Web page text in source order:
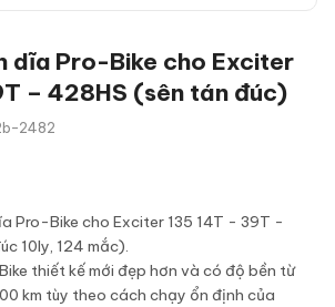
dĩa Pro-Bike cho Exciter
– 428HS (sên tán đúc)
2482
Pro-Bike cho Exciter 135 14T - 39T -
10ly, 124 mắc).
thiết kế mới đẹp hơn và có độ bền từ
km tùy theo cách chạy ổn định của